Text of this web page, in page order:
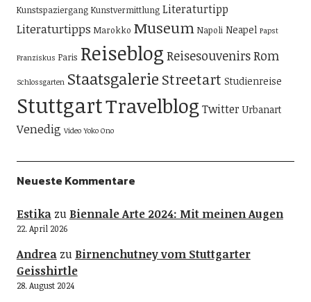
Kunstspaziergang Kunstvermittlung Literaturtipp
Literaturtipps Marokko Museum Napoli Neapel Papst
Franziskus Paris Reiseblog ReisesouvenirsRom
Schlossgarten Staatsgalerie Streetart Studienreise
StuttgartTravelblog Twitter Urbanart
Venedig Video Yoko Ono
Neueste Kommentare
Estikazu Biennale Arte 2024: Mit meinen Augen
22. April 2026
Andreazu Birnenchutney vom Stuttgarter
Geisshirtle
28. August 2024